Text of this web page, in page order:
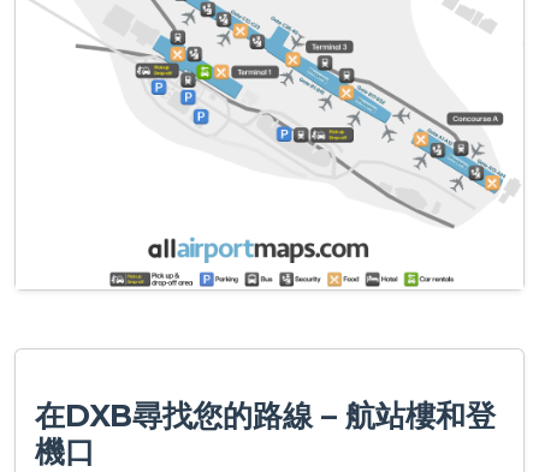
在DXB尋找您的路線 – 航站樓和登
機口